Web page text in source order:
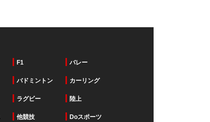
F1 バレー
バドミントン カーリング
ラグビー 陸上
他競技 Doスポーツ